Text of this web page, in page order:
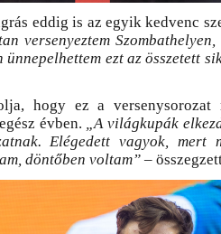
eddig is az egyik kedvenc
versenyeztem
ezt az összetett
hogy ez a versenysorozat
évben. „A világkupák
Elégedett vagyok, mert
döntőben voltam” –